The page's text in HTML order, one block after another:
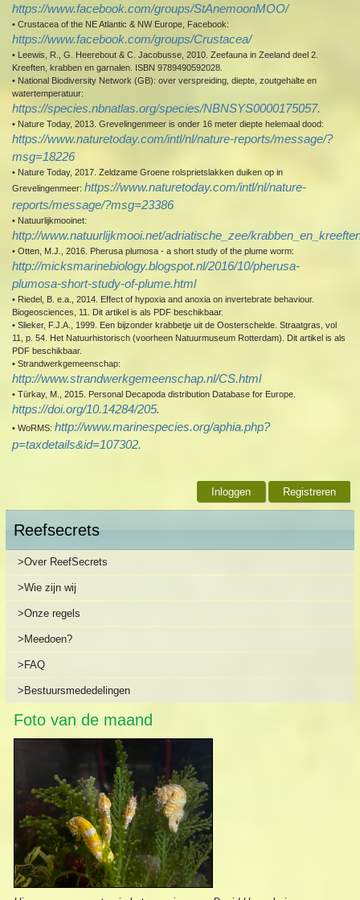
https://www.facebook.com/groups/StAnemoonMOO/
• Crustacea of the NE Atlantic & NW Europe, Facebook:
https://www.facebook.com/groups/Crustacea/
• Leewis, R., G. Heerebout & C. Jacobusse, 2010. Zeefauna in Zeeland deel 2.
Kreeften, krabben en garnalen. ISBN 9789490592028.
• National Biodiversity Network (GB): over verspreiding, diepte, zoutgehalte en
watertemperatuur:
https://species.nbnatlas.org/species/NBNSYS0000175057.
• Nature Today, 2013. Grevelingenmeer is onder 16 meter diepte helemaal dood:
https://www.naturetoday.com/intl/nl/nature-reports/message/?
msg=18226
• Nature Today, 2017. Zeldzame Groene rolsprietslakken duiken op in
Grevelingenmeer:https://www.naturetoday.com/intl/nl/nature-
reports/message/?msg=23386
• Natuurlijkmooinet:
http://www.natuurlijkmooi.net/adriatische_zee/
• Otten, M.J., 2016. Pherusa plumosa - a short study of the plume worm:
http://micksmarinebiology.blogspot.nl/2016/10/pherusa-
plumosa-short-study-of-plume.html
• Riedel, B. e.a., 2014. Effect of hypoxia and anoxia on invertebrate behaviour.
Biogeosciences, 11. Dit artikel is als PDF beschikbaar.
• Slieker, F.J.A., 1999. Een bijzonder krabbetje uit de Oosterschelde. Straatgras, vol
11, p. 54. Het Natuurhistorisch (voorheen Natuurmuseum Rotterdam). Dit artikel is als
PDF beschikbaar.
• Strandwerkgemeenschap:
http://www.strandwerkgemeenschap.nl/CS.html
• Türkay, M., 2015. Personal Decapoda distribution Database for Europe.
https://doi.org/10.14284/205.
• WoRMS:http://www.marinespecies.org/aphia.php?
p=taxdetails&id=107302.
Inloggen Registreren
Reefsecrets
>Over ReefSecrets
>Wie zijn wij
>Onze regels
>Meedoen?
>FAQ
>Bestuursmededelingen
Foto van de maand